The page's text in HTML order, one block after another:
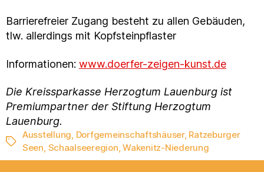
Barrierefreier Zugang besteht zu allen Gebäuden,
tlw. allerdings mit Kopfsteinpflaster
Informationen: www.doerfer-zeigen-kunst.de
Die Kreissparkasse Herzogtum Lauenburg ist
Premiumpartner der Stiftung Herzogtum
Lauenburg.
Schlagwörter
Ausstellung, Dorfgemeinschaftshäuser, Ratzeburger
Seen, Schaalseeregion,Wakenitz-Niederung